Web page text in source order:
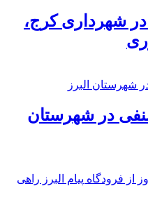
در شهرداری کرج،
صنفی در شهرستان